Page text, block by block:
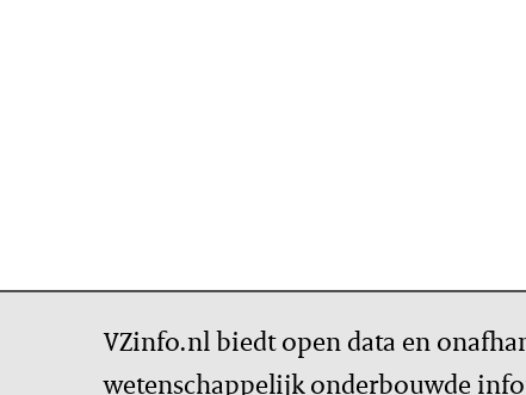
VZinfo.nl biedt open data en
wetenschappelijk onderbouwde